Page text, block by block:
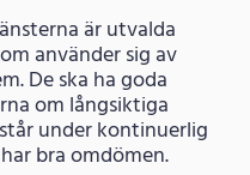
är utvalda
använder sig av
De ska ha goda
om långsiktiga
under kontinuerlig
bra omdömen.